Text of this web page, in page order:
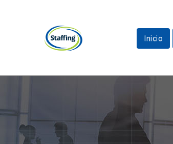
Inicio